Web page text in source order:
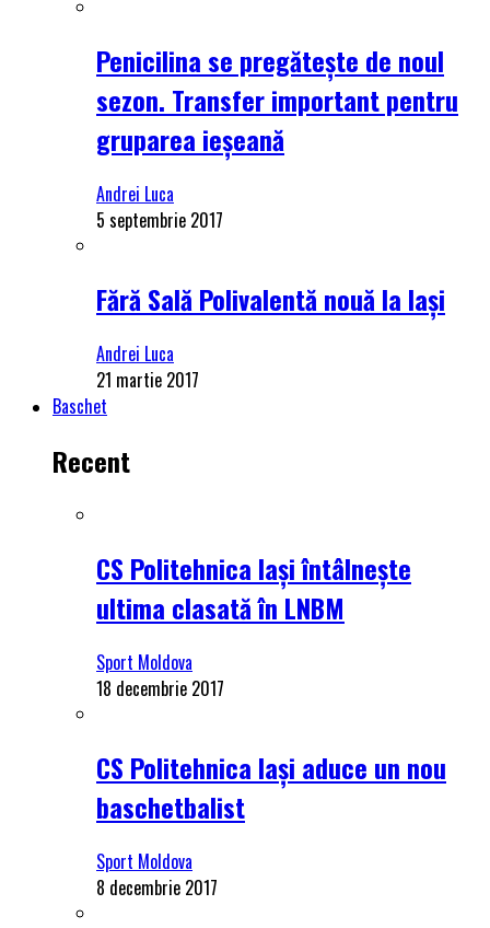
Penicilina se pregătește de noul
sezon. Transfer important pentru
gruparea ieșeană
Andrei Luca
5 septembrie 2017
Fără Sală Polivalentă nouă la Iași
Andrei Luca
21 martie 2017
Baschet
Recent
CS Politehnica Iași întâlnește
ultima clasată în LNBM
Sport Moldova
18 decembrie 2017
CS Politehnica Iași aduce un nou
baschetbalist
Sport Moldova
8 decembrie 2017